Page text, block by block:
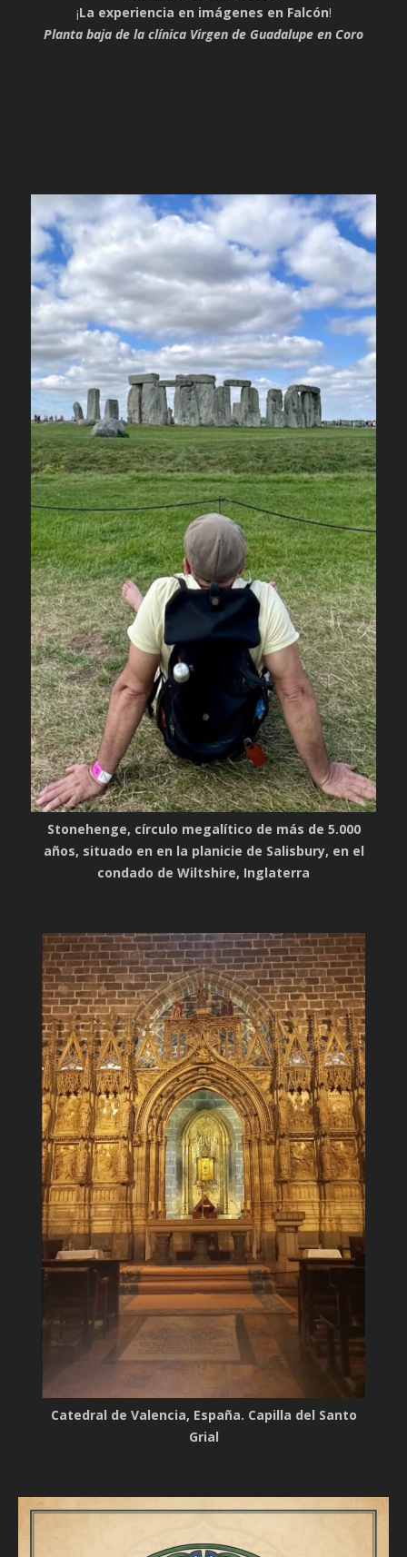
¡La experiencia en imágenes en Falcón!
Planta baja de la clínica Virgen de Guadalupe en Coro
Stonehenge, círculo megalítico de más de 5.000
años, situado en en la planicie de Salisbury, en el
condado de Wiltshire, Inglaterra
Catedral de Valencia, España. Capilla del Santo
Grial